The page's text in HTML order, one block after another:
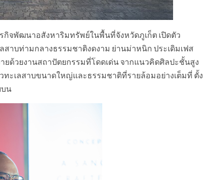
กิจพัฒนาอสังหาริมทรัพย์ในพื้นที่จังหวัดภูเก็ต เปิดตัว
ลสาบท่ามกลางธรรมชาติงดงาม ย่านม่าหนิก ประเดิมเฟส
ยด้วยงานสถาปัตยกรรมที่โดดเด่น จากแนวคิดศิลปะชั้นสูง
ะเลสาบขนาดใหญ่และธรรมชาติที่รายล้อมอย่างเต็มที่ ตั้ง
บน